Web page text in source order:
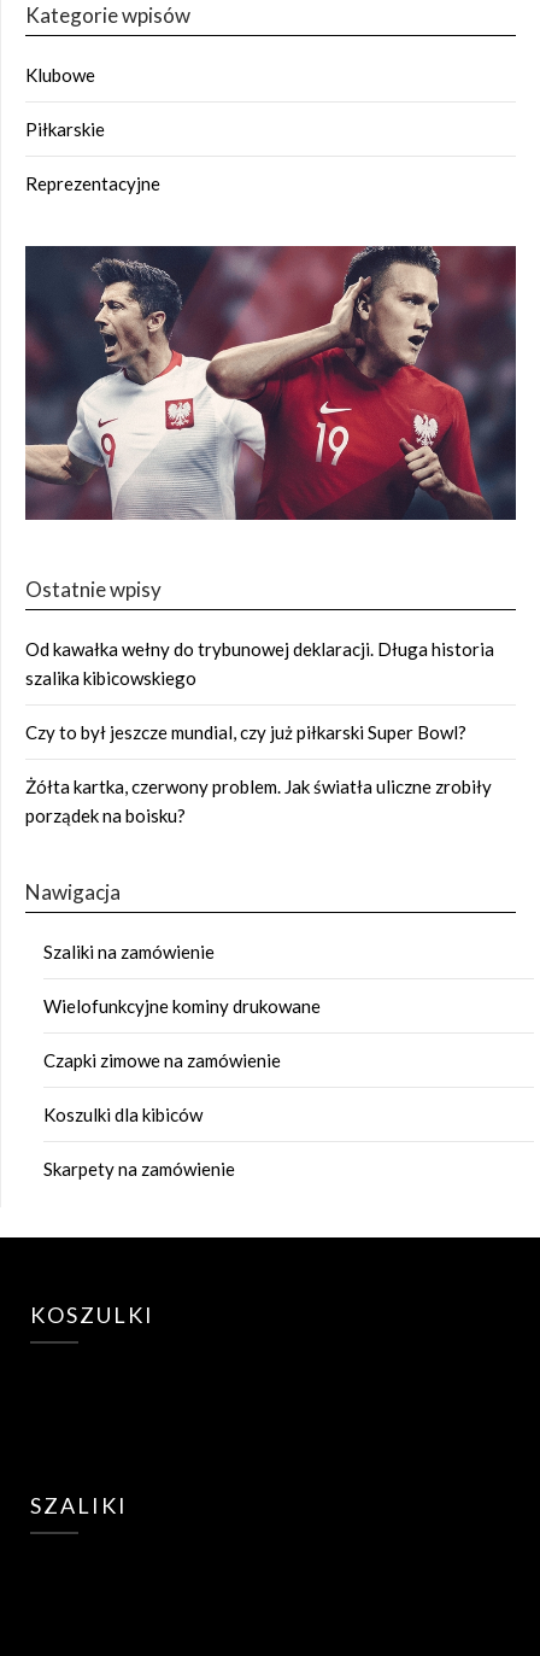
Kategorie wpisów
Klubowe
Piłkarskie
Reprezentacyjne
Ostatnie wpisy
Od kawałka wełny do trybunowej deklaracji. Długa historia
szalika kibicowskiego
Czy to był jeszcze mundial, czy już piłkarski Super Bowl?
Żółta kartka, czerwony problem. Jak światła uliczne zrobiły
porządek na boisku?
Nawigacja
Szaliki na zamówienie
Wielofunkcyjne kominy drukowane
Czapki zimowe na zamówienie
Koszulki dla kibiców
Skarpety na zamówienie
KOSZULKI
SZALIKI